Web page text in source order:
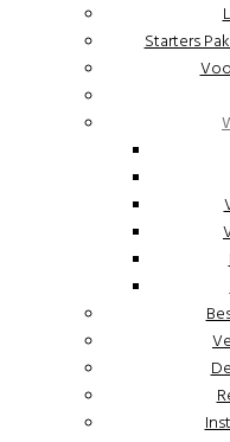
Starters